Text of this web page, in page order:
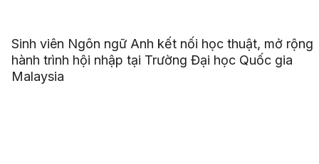
Sinh viên Ngôn ngữ Anh kết nối học thuật, mở rộng
hành trình hội nhập tại Trường Đại học Quốc gia
Malaysia